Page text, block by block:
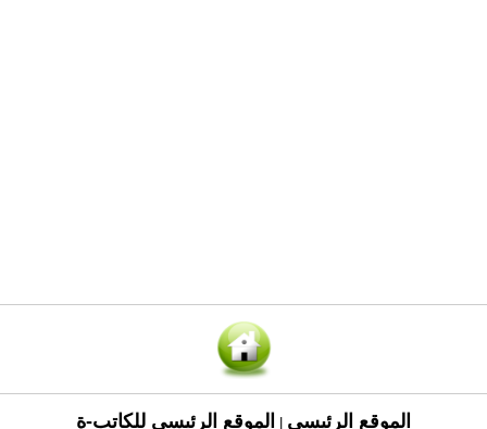
الموقع الرئيسي الموقع الرئيسي للكاتب-ة